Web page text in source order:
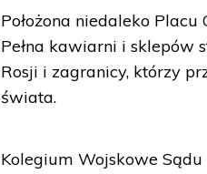
Położona niedaleko
Pełna kawiarni i sklepów
Rosji i zagranicy, którzy
świata.
Kolegium Wojskowe